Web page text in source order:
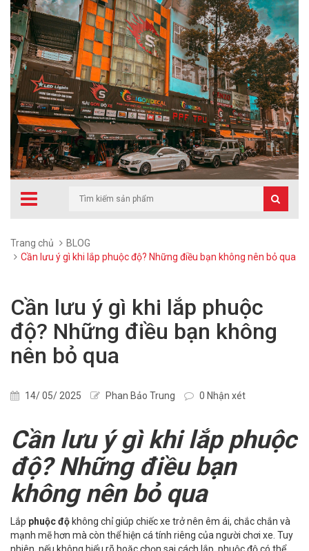
Trang chủ
BLOG
Cần lưu ý gì khi lắp phuộc độ? Những điều bạn không nên bỏ qua
Cần lưu ý gì khi lắp phuộc
độ? Những điều bạn không
nên bỏ qua
14/ 05/ 2025 Phan Bảo Trung 0 Nhận xét
Cần lưu ý gì khi lắp phuộc
độ? Những điều bạn
không nên bỏ qua
Lắp phuộc độkhông chỉ giúp chiếc xe trở nên êm ái, chắc chắn và
mạnh mẽ hơn mà còn thể hiện cá tính riêng của người chơi xe. Tuy
nhiên, nếu không hiểu rõ hoặc chọn sai cách lắp, phuộc độ có thể